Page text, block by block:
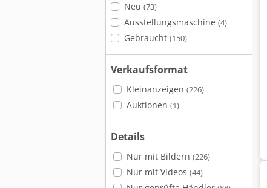
Neu (73)
Ausstellungsmaschine (4)
Gebraucht (150)
Verkaufsformat
Kleinanzeigen (226)
Auktionen (1)
Details
Nur mit Bildern (226)
Nur mit Videos (44)